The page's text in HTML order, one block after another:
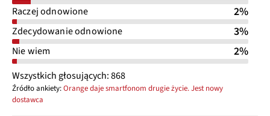
Raczej odnowione 2%
Zdecydowanie odnowione 3%
Nie wiem 2%
Wszystkich głosujących: 868
Źródło ankiety:Orange daje smartfonom drugie życie. Jest nowy
dostawca